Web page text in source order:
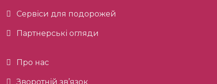
Сервіси для подорожей
Партнерські огляди
Про нас
Зворотній зв’язок